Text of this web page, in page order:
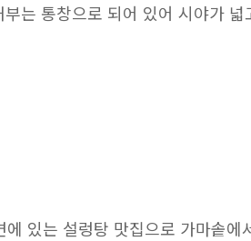
는 통창으로 되어 있어 시야가
있는 설렁탕 맛집으로 가마솥